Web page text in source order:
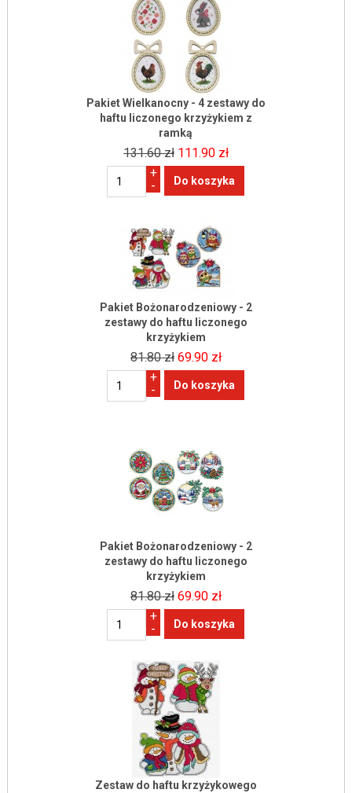
Pakiet Wielkanocny - 4 zestawy do
haftu liczonego krzyżykiem z
ramką
131.60 zł 111.90 zł
+
-
Pakiet Bożonarodzeniowy - 2
zestawy do haftu liczonego
krzyżykiem
81.80 zł 69.90 zł
+
-
Pakiet Bożonarodzeniowy - 2
zestawy do haftu liczonego
krzyżykiem
81.80 zł 69.90 zł
+
-
Zestaw do haftu krzyżykowego